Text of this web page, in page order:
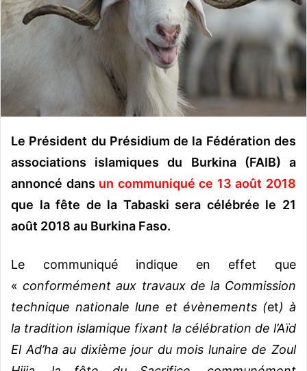
u
n
e
Le Président du Présidium de la Fédération des
associations islamiques du Burkina (FAIB) a
annoncé dans un communiqué ce 13 août 2018
que la fête de la Tabaski sera célébrée le 21
août 2018 au Burkina Faso.
Le communiqué indique en effet que
«conformément aux travaux de la Commission
technique nationale lune et évènements (et) à
la tradition islamique fixant la célébration de l’Aïd
El Ad’ha au dixième jour du mois lunaire de Zoul